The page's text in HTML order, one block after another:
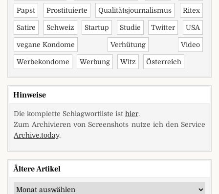
Papst Prostituierte Qualitätsjournalismus Ritex
Satire Schweiz Startup Studie Twitter USA
vegane Kondome Verhütung Video
Werbekondome Werbung Witz Österreich
Hinweise
Die komplette Schlagwortliste ist hier.
Zum Archivieren von Screenshots nutze ich den Service
Archive.today.
Ältere Artikel
Ältere Artikel